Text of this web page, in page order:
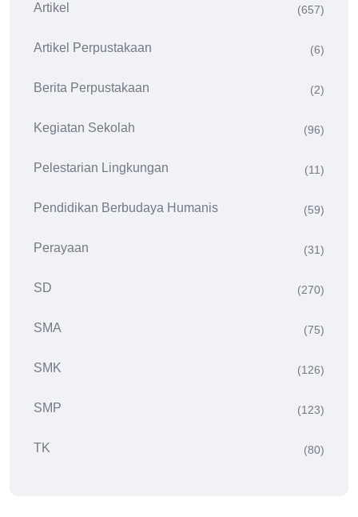
Artikel (657)
Artikel Perpustakaan (6)
Berita Perpustakaan (2)
Kegiatan Sekolah (96)
Pelestarian Lingkungan (11)
Pendidikan Berbudaya Humanis (59)
Perayaan (31)
SD (270)
SMA (75)
SMK (126)
SMP (123)
TK (80)